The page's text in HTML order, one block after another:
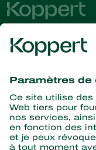
nouvelles
La nature pour